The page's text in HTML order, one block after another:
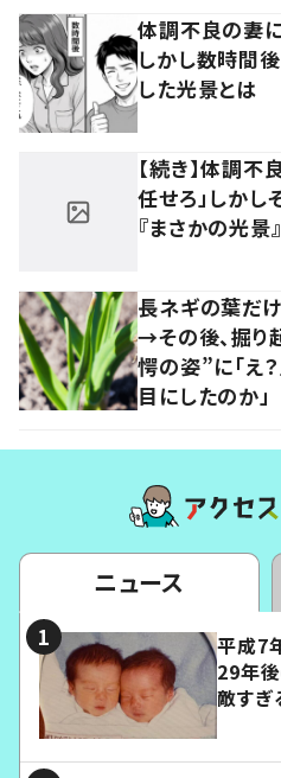
体調不良の妻
しかし数時間
した光景とは
【続き】体調
任せろ」しかし
『まさかの光景
長ネギの葉だ
→その後、掘り
愕の姿”に「え
目にしたのか」
ニュース
平成7
29年後
敵すぎ